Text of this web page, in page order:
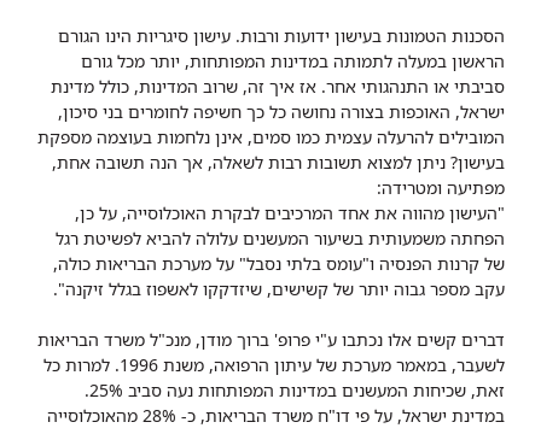
הסכנות הטמונות בעישון ידועות ורבות. עישון סיגריות הינו הגורם
הראשון במעלה לתמותה במדינות המפותחות, יותר מכל גורם
סביבתי או התנהגותי אחר. אז איך זה, שרוב המדינות, כולל מדינת
ישראל, האוכפות בצורה נחושה כל כך חשיפה לחומרים בני סיכון,
המובילים להרעלה עצמית כמו סמים, אינן נלחמות בעוצמה מספקת
בעישון? ניתן למצוא תשובות רבות לשאלה, אך הנה תשובה אחת,
מפתיעה ומטרידה:
"העישון מהווה את אחד המרכיבים לבקרת האוכלוסייה, על כן,
הפחתה משמעותית בשיעור המעשנים עלולה להביא לפשיטת רגל
של קרנות הפנסיה ו"עומס בלתי נסבל" על מערכת הבריאות כולה,
עקב מספר גבוה יותר של קשישים, שיזדקקו לאשפוז בגלל זיקנה".
דברים קשים אלו נכתבו ע"י פרופ' ברוך מודן, מנכ"ל משרד הבריאות
לשעבר, במאמר מערכת של עיתון הרפואה, משנת 1996. למרות כל
זאת, שכיחות המעשנים במדינות המפותחות נעה סביב 25%.
במדינת ישראל, על פי דו"ח משרד הבריאות, כ- 28% מהאוכלוסייה